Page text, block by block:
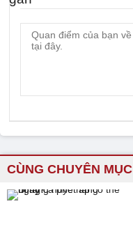
CÙNG CHUYÊN MỤC